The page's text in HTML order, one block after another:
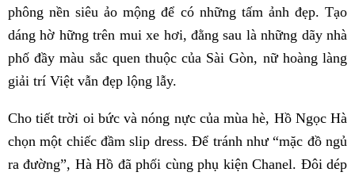
phông nền siêu ảo mộng để có những tấm ảnh đẹp. Tạo
dáng hờ hững trên mui xe hơi, đằng sau là những dãy nhà
phố đầy màu sắc quen thuộc của Sài Gòn, nữ hoàng làng
giải trí Việt vẫn đẹp lộng lẫy.
Cho tiết trời oi bức và nóng nực của mùa hè, Hồ Ngọc Hà
chọn một chiếc đầm slip dress. Để tránh như “mặc đồ ngủ
ra đường”, Hà Hồ đã phối cùng phụ kiện Chanel. Đôi dép